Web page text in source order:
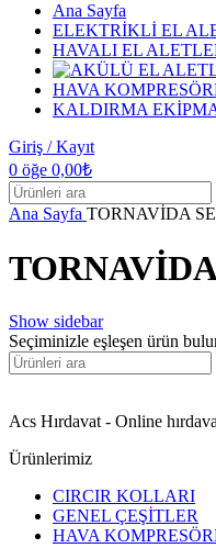
Ana Sayfa
ELEKTRİKLİ EL
HAVALI EL
HAVA
KALDIRMA
Giriş / Kayıt
0 öğe 0,00₺
Ana Sayfa TORNAVİDA
Show sidebar
Seçiminizle eşleşen ürün
Acs Hırdavat - Online
Ürünlerimiz
CIRCIR KOLLARI
GENEL ÇEŞİTLER
HAVA